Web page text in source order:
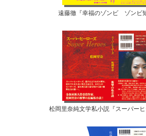
遠藤徹『幸福のゾンビ ゾンビ
松岡里奈純文学私小説『スーパーヒ